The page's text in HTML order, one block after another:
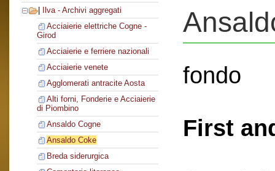
Ilva - Archivi aggregati
Acciaierie elettriche Cogne -
Girod
Acciaierie e ferriere nazionali
Acciaierie venete
Agglomerati antracite Aosta
Alti forni, Fonderie e Acciaierie
di Piombino
Ansaldo Cogne
Ansaldo Coke
Breda siderurgica
fondo
First